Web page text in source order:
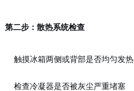
第二步：散热系统检查
触摸冰箱两侧或背部是否均匀发热
检查冷凝器是否被灰尘严重堵塞